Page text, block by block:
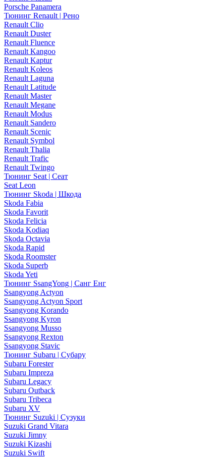
Porsche Panamera
Тюнинг Renault | Рено
Renault Clio
Renault Duster
Renault Fluence
Renault Kangoo
Renault Kaptur
Renault Koleos
Renault Laguna
Renault Latitude
Renault Master
Renault Megane
Renault Modus
Renault Sandero
Renault Scenic
Renault Symbol
Renault Thalia
Renault Trafic
Renault Twingo
Тюнинг Seat | Сеат
Seat Leon
Тюнинг Skoda | Шкода
Skoda Fabia
Skoda Favorit
Skoda Felicia
Skoda Kodiaq
Skoda Octavia
Skoda Rapid
Skoda Roomster
Skoda Superb
Skoda Yeti
Тюнинг SsangYong | Санг Енг
Ssangyong Actyon
Ssangyong Actyon Sport
Ssangyong Korando
Ssangyong Kyron
Ssangyong Musso
Ssangyong Rexton
Ssangyong Stavic
Тюнинг Subaru | Субару
Subaru Forester
Subaru Impreza
Subaru Legacy
Subaru Outback
Subaru Tribeca
Subaru XV
Тюнинг Suzuki | Сузуки
Suzuki Grand Vitara
Suzuki Jimny
Suzuki Kizashi
Suzuki Swift